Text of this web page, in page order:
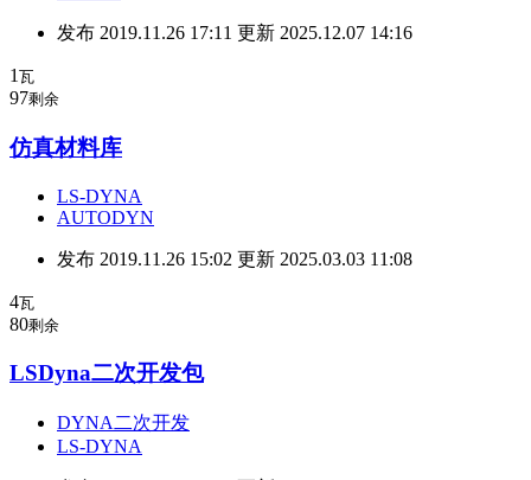
发布 2019.11.26 17:11 更新 2025.12.07 14:16
1 瓦
97剩余
仿真材料库
LS-DYNA
AUTODYN
发布 2019.11.26 15:02 更新 2025.03.03 11:08
4瓦
80剩余
LSDyna二次开发包
DYNA二次开发
LS-DYNA